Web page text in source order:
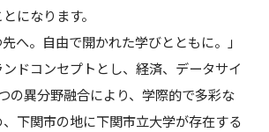
になります。
先へ。自由で開かれた学びとともに。」
ドコンセプトとし、経済、データサイ
の異分野融合により、学際的で多彩な
下関市の地に下関市立大学が存在する